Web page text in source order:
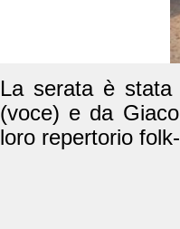
La serata è
(voce) e da
loro repertorio